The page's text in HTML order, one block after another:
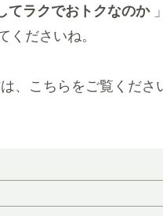
てラクでおトクなのか
くださいね。
、こちらをご覧くださ